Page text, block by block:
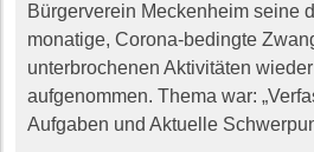
Bürgerverein Meckenheimseine
monatige, Corona-bedingte
unterbrochenen Aktivitäten wieder
aufgenommen.Themawar:
Aufgaben und Aktuelle